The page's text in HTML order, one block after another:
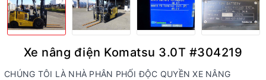
Xe nâng điện Komatsu 3.0T #304219
CHÚNG TÔI LÀ NHÀ PHÂN PHỐI ĐỘC QUYỀN XE NÂNG